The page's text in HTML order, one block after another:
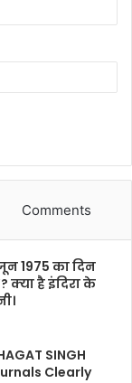
Comments
1975 का दिन
क्या है इंदिरा के
SINGH
Clearly